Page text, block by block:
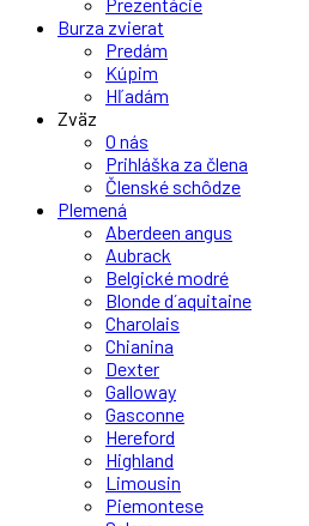
Burza zvierat
Predám
Kúpim
Hľadám
Zväz
O nás
Prihláška za člena
Členské schôdze
Plemená
Aberdeen angus
Aubrack
Belgické modré
Blonde d´aquitaine
Charolais
Chianina
Dexter
Galloway
Gasconne
Hereford
Highland
Limousin
Piemontese